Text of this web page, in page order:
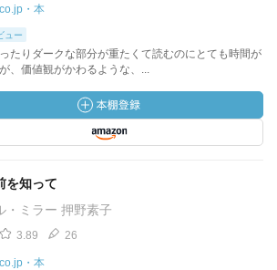
・本
ュー
たりダークな部分が重たくて読むのにとても時間が
、価値観がかわるような、...
を知って
・ミラー 押野素子
3.89 26
・本